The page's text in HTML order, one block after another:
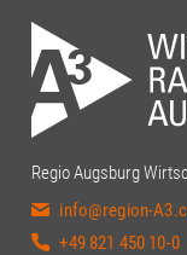
Regio Augsburg
info@region-
+49 821 450 10-0